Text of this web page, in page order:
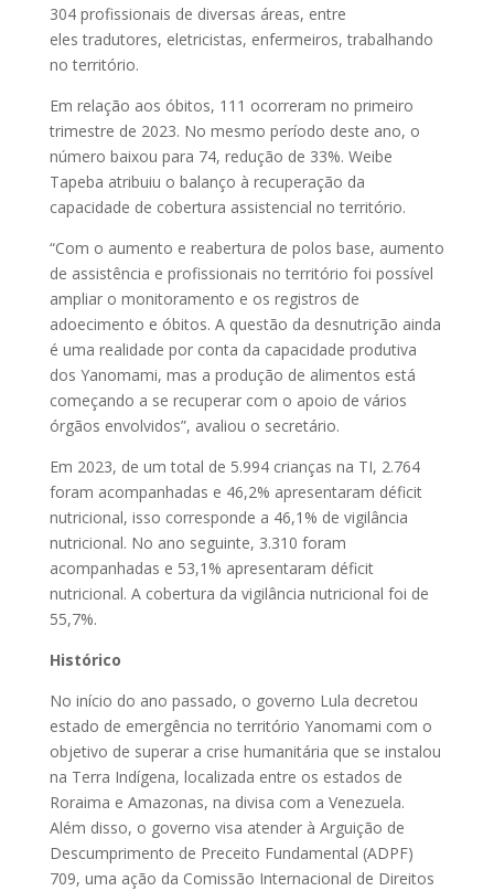
304 profissionais de diversas áreas, entre
eles tradutores, eletricistas, enfermeiros, trabalhando
no território.
Em relação aos óbitos, 111 ocorreram no primeiro
trimestre de 2023. No mesmo período deste ano, o
número baixou para 74, redução de 33%. Weibe
Tapeba atribuiu o balanço à recuperação da
capacidade de cobertura assistencial no território.
“Com o aumento e reabertura de polos base, aumento
de assistência e profissionais no território foi possível
ampliar o monitoramento e os registros de
adoecimento e óbitos. A questão da desnutrição ainda
é uma realidade por conta da capacidade produtiva
dos Yanomami, mas a produção de alimentos está
começando a se recuperar com o apoio de vários
órgãos envolvidos”, avaliou o secretário.
Em 2023, de um total de 5.994 crianças na TI, 2.764
foram acompanhadas e 46,2% apresentaram déficit
nutricional, isso corresponde a 46,1% de vigilância
nutricional. No ano seguinte, 3.310 foram
acompanhadas e 53,1% apresentaram déficit
nutricional. A cobertura da vigilância nutricional foi de
55,7%.
Histórico
No início do ano passado, o governo Lula decretou
estado de emergência no território Yanomami com o
objetivo de superar a crise humanitária que se instalou
na Terra Indígena, localizada entre os estados de
Roraima e Amazonas, na divisa com a Venezuela.
Além disso, o governo visa atender à Arguição de
Descumprimento de Preceito Fundamental (ADPF)
709, uma ação da Comissão Internacional de Direitos